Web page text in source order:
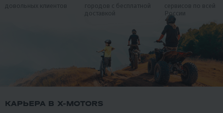
довольных клиентов
городов с бесплатной
доставкой
сервисов по всей
России
КАРЬЕРА В X-MOTORS